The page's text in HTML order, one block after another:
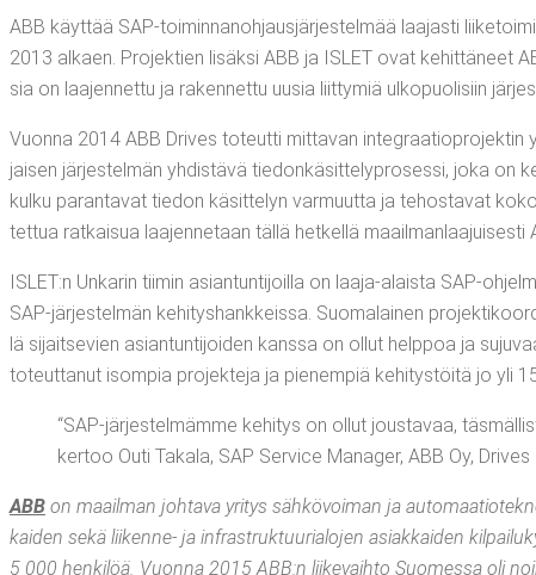
ABB käyt­tää SAP-toi­min­na­noh­jaus­jär­jes­tel­mää laa­jas­ti
2013 alkaen. Pro­jek­tien lisäk­si ABB ja ISLET ovat kehit­tä­neet
sia on laa­jen­net­tu ja raken­net­tu uusia liit­ty­miä ulko­puo­li­siin
Vuon­na 2014 ABB Dri­ves toteut­ti mit­ta­van
jai­sen jär­jes­tel­män yhdis­tä­vä tie­don­kä­sit­te­ly­pro­ses­si, joka on
kul­ku paran­ta­vat tie­don käsit­te­lyn var­muut­ta ja tehos­ta­vat
tet­tua rat­kai­sua laa­jen­ne­taan täl­lä het­kel­lä maa­il­man­laa­jui­ses­ti
ISLET:n Unka­rin tii­min asian­tun­ti­joil­la on laa­ja-alais­ta SAP-
SAP-jär­jes­tel­män kehi­tys­hank­keis­sa. Suo­ma­lai­nen
lä sijait­se­vien asian­tun­ti­joi­den kans­sa on ollut help­poa ja
toteut­ta­nut isom­pia pro­jek­te­ja ja pie­nem­piä kehi­tys­töi­tä jo yli
“SAP-jär­jes­tel­mäm­me kehi­tys on ollut jous­ta­vaa,
ker­too Outi Taka­la, SAP Ser­vice Mana­ger, ABB Oy, Dri­ves
ABB on maa­il­man joh­ta­va yri­tys säh­kö­voi­man ja
kai­den sekä lii­ken­ne- ja infra­struk­tuu­ria­lo­jen asiak­kai­den
5 000 hen­ki­löä. Vuon­na 2015 ABB:n lii­ke­vaih­to Suo­mes­sa oli